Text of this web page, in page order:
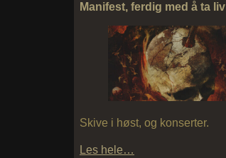
Manifest, ferdig med å ta liv
Skive i høst, og konserter.
Les hele…